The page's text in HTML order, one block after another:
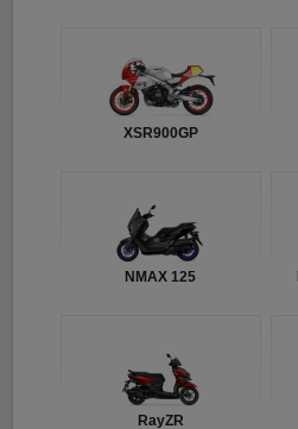
XSR900GP
NMAX 125
RayZR